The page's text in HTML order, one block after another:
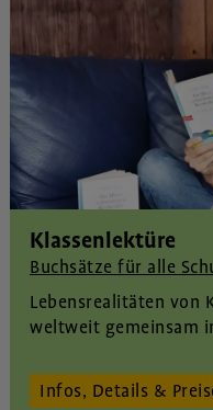
Klassenlektüre
Buchsätze für alle
Lebensrealitäten von
weltweit gemeinsam
Infos, Details &